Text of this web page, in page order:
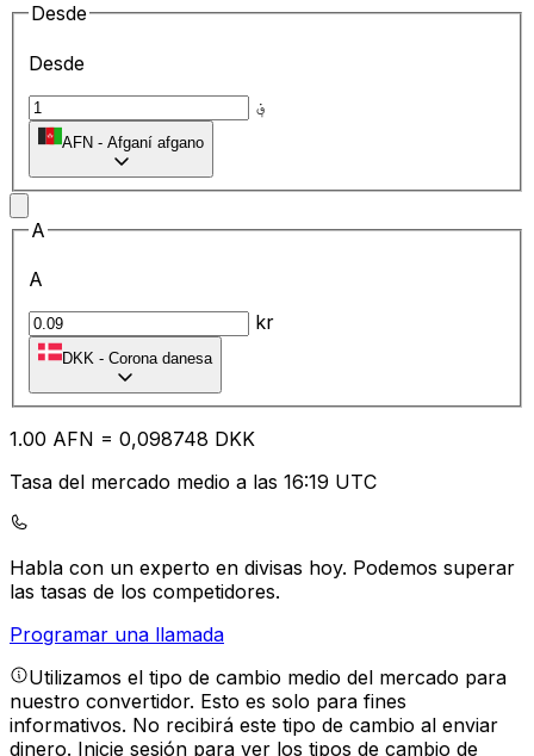
Desde
Desde
؋
AFN - Afganí afgano
A
A
kr
DKK - Corona danesa
1.00 AFN = 0,098748 DKK
Tasa del mercado medio a las 16:19 UTC
Habla con un experto en divisas hoy. Podemos superar
las tasas de los competidores.
Programar una llamada
Utilizamos el tipo de cambio medio del mercado para
nuestro convertidor. Esto es solo para fines
informativos. No recibirá este tipo de cambio al enviar
dinero. Inicie sesión para ver los tipos de cambio de